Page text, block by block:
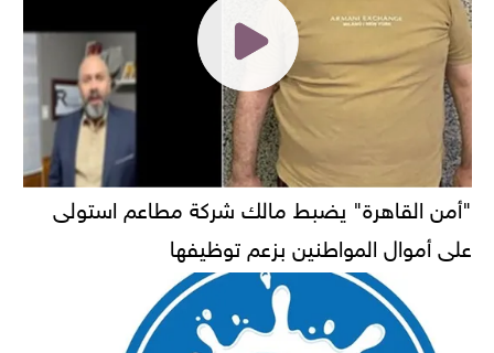
"أمن القاهرة" يضبط مالك شركة مطاعم استولى
على أموال المواطنين بزعم توظيفها